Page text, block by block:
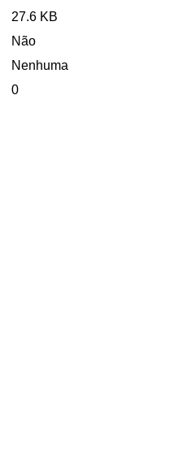
27.6 KB
Não
Nenhuma
0